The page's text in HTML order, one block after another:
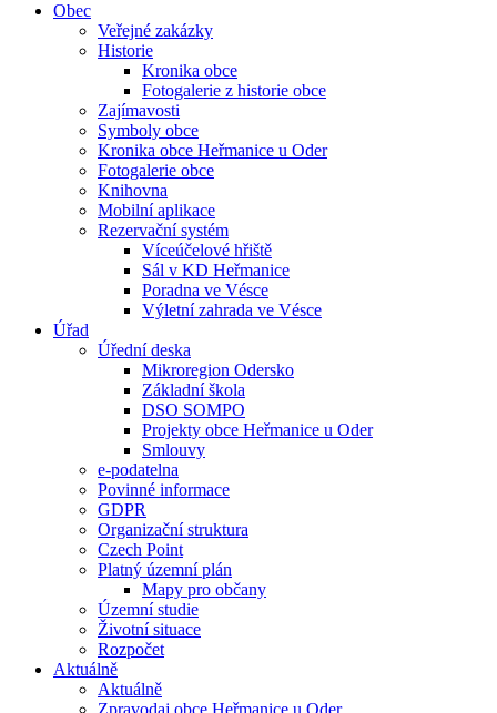
Obec
Veřejné zakázky
Historie
Kronika obce
Fotogalerie z historie obce
Zajímavosti
Symboly obce
Kronika obce Heřmanice u Oder
Fotogalerie obce
Knihovna
Mobilní aplikace
Rezervační systém
Víceúčelové hřiště
Sál v KD Heřmanice
Poradna ve Vésce
Výletní zahrada ve Vésce
Úřad
Úřední deska
Mikroregion Odersko
Základní škola
DSO SOMPO
Projekty obce Heřmanice u Oder
Smlouvy
e-podatelna
Povinné informace
GDPR
Organizační struktura
Czech Point
Platný územní plán
Mapy pro občany
Územní studie
Životní situace
Rozpočet
Aktuálně
Aktuálně
Zpravodaj obce Heřmanice u Oder